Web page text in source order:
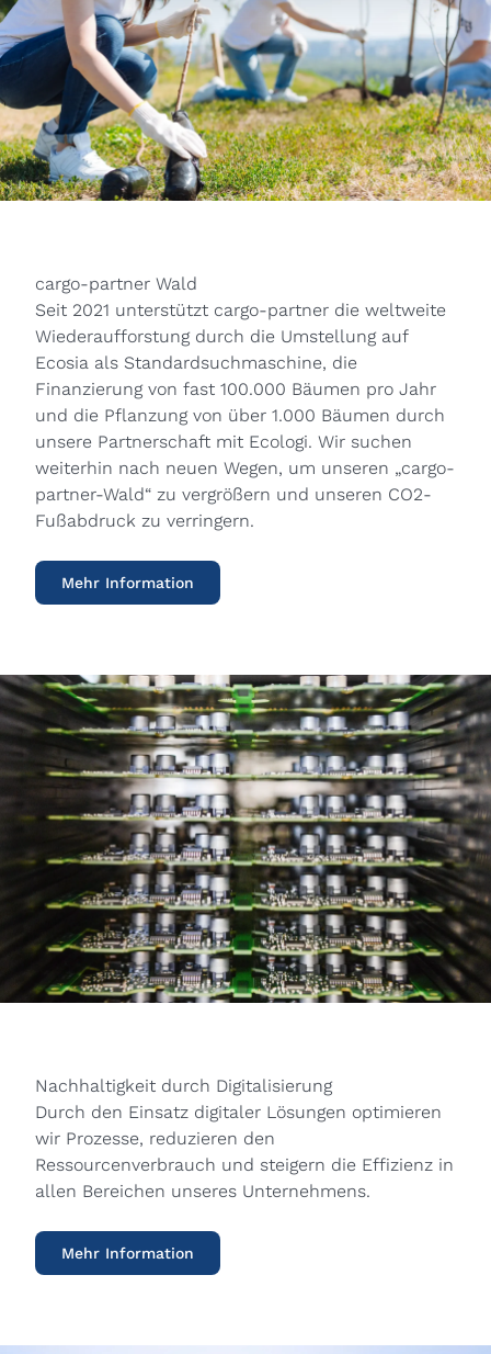
cargo-partner Wald
Seit 2021 unterstützt cargo-partner die weltweite
Wiederaufforstung durch die Umstellung auf
Ecosia als Standardsuchmaschine, die
Finanzierung von fast 100.000 Bäumen pro Jahr
und die Pflanzung von über 1.000 Bäumen durch
unsere Partnerschaft mit Ecologi. Wir suchen
weiterhin nach neuen Wegen, um unseren „cargo-
partner-Wald“ zu vergrößern und unseren CO2-
Fußabdruck zu verringern.
Mehr Information
Nachhaltigkeit durch Digitalisierung
Durch den Einsatz digitaler Lösungen optimieren
wir Prozesse, reduzieren den
Ressourcenverbrauch und steigern die Effizienz in
allen Bereichen unseres Unternehmens.
Mehr Information